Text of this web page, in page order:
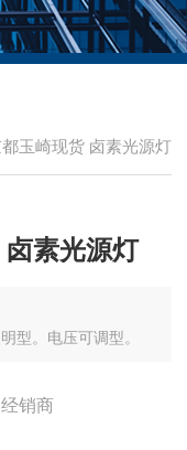
玉崎现货 卤素光源灯
YAMADA山田光学 京都玉崎现货 卤素光源灯
型。电压可调型。
经销商